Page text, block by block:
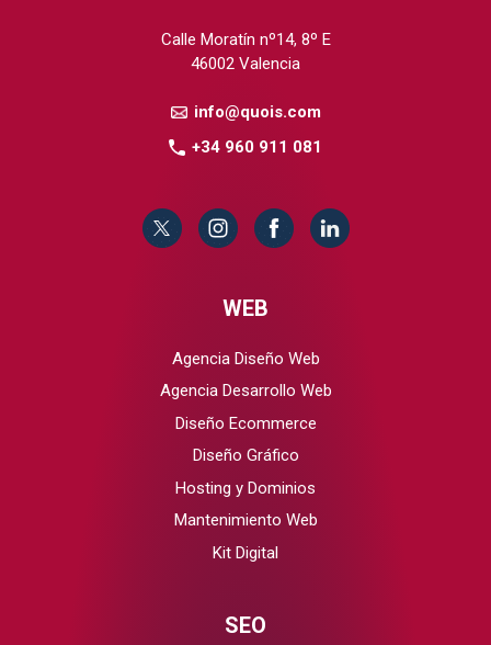
Calle Moratín nº14, 8º E
46002 Valencia
info@quois.com
+34 960 911 081
WEB
Agencia Diseño Web
Agencia Desarrollo Web
Diseño Ecommerce
Diseño Gráfico
Hosting y Dominios
Mantenimiento Web
Kit Digital
SEO